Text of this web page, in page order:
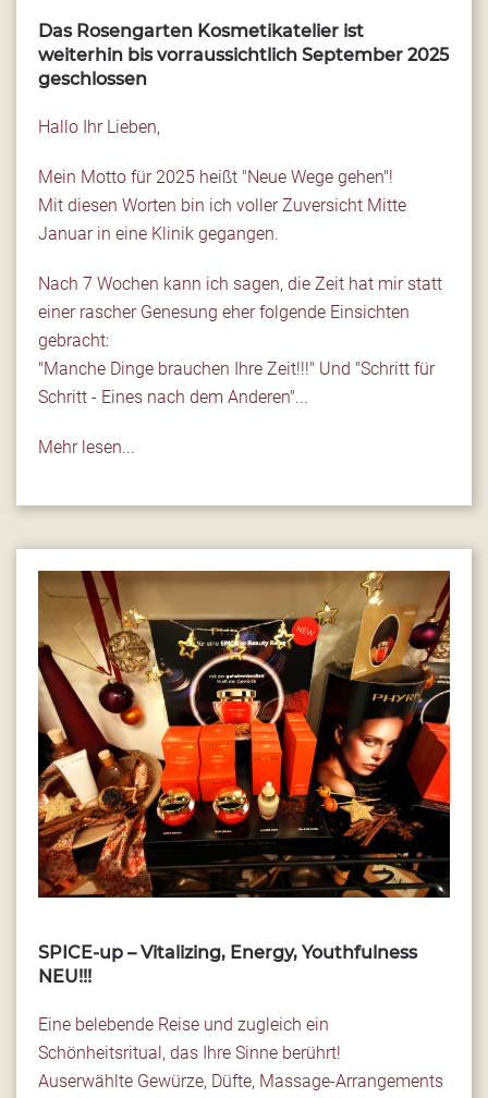
Das Rosengarten Kosmetikatelier ist
weiterhin bis vorraussichtlich September 2025
geschlossen
Hallo Ihr Lieben,
Mein Motto für 2025 heißt "Neue Wege gehen"!
Mit diesen Worten bin ich voller Zuversicht Mitte
Januar in eine Klinik gegangen.
Nach 7 Wochen kann ich sagen, die Zeit hat mir statt
einer rascher Genesung eher folgende Einsichten
gebracht:
"Manche Dinge brauchen Ihre Zeit!!!" Und "Schritt für
Schritt - Eines nach dem Anderen"...
Mehr lesen...
…
SPICE-up – Vitalizing, Energy, Youthfulness
NEU!!!
Eine belebende Reise und zugleich ein
Schönheitsritual, das Ihre Sinne berührt!
Auserwählte Gewürze, Düfte, Massage-Arrangements